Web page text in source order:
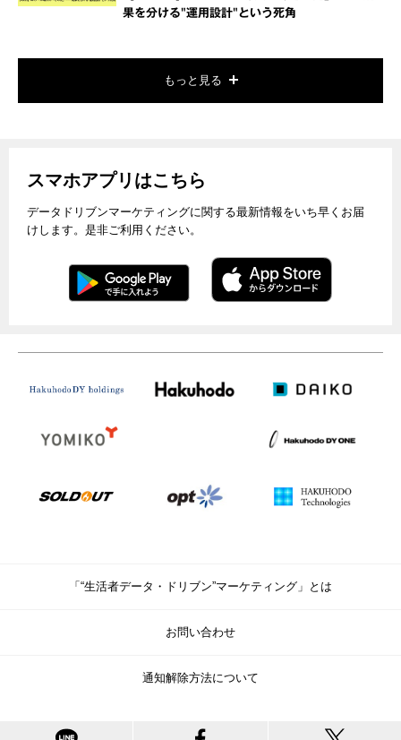
果を分ける"運用設計"という死角
もっと見る
スマホアプリはこちら
データドリブンマーケティングに関する最新情報をいち早くお届
けします。是非ご利用ください。
「“生活者データ・ドリブン”マーケティング」とは
お問い合わせ
通知解除方法について
© Copyright Hakuhodo DY Holdings Inc. All rights reserved.